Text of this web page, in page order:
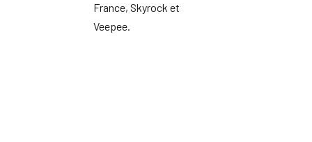
France, Skyrock et
Veepee.